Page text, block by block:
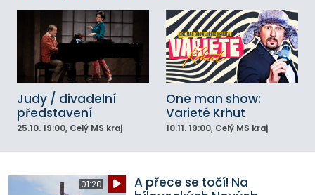
Judy / divadelní
představení
25.10. 19:00, Celý MS kraj
One man show:
Varieté Krhut
10.11. 19:00, Celý MS kraj
01:20
A přece se točí! Na